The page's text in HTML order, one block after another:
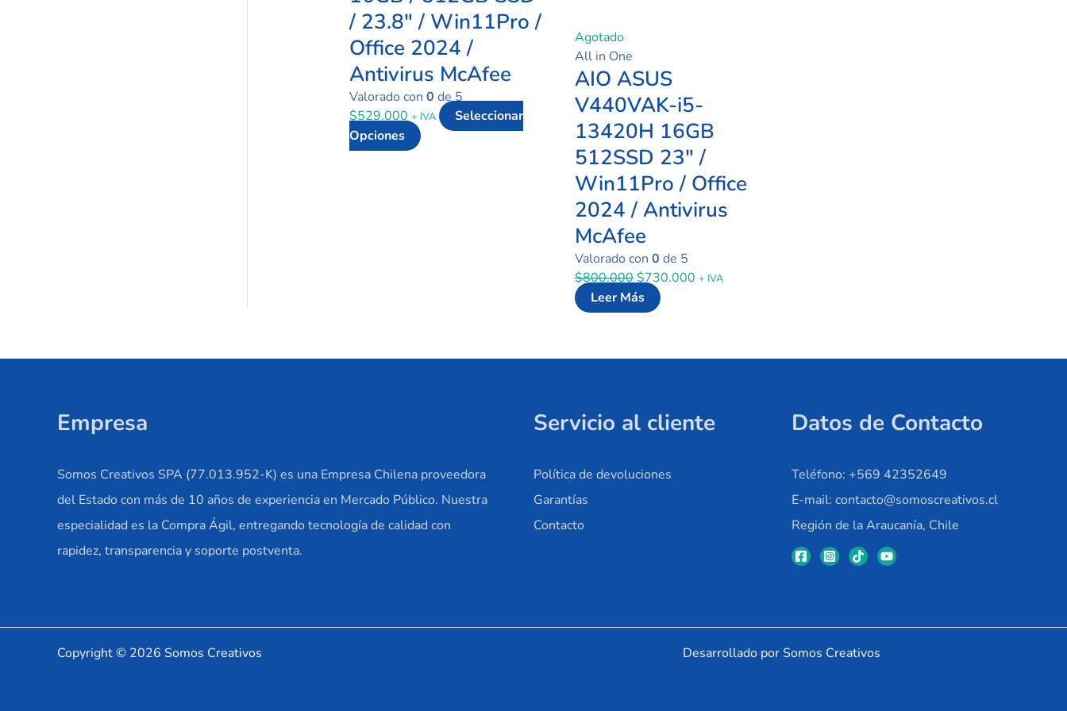
/ 23.8″ / Win11Pro /
Office 2024 /
Antivirus McAfee
Valorado con 0 de 5
$529.000 + IVA
Seleccionar
Opciones
Agotado
All in One
AIO ASUS
V440VAK-i5-
13420H 16GB
512SSD 23″ /
Win11Pro / Office
2024 / Antivirus
McAfee
Valorado con 0 de 5
$800.000$730.000 + IVA
Leer Más
Empresa
Somos Creativos SPA (77.013.952-K) es una Empresa Chilena proveedora
del Estado con más de 10 años de experiencia en Mercado Público. Nuestra
especialidad es la Compra Ágil, entregando tecnología de calidad con
rapidez, transparencia y soporte postventa.
Servicio al cliente
Política de devoluciones
Garantías
Contacto
Datos de Contacto
Teléfono: +569 42352649
E-mail: contacto@somoscreativos.cl
Región de la Araucanía, Chile
Copyright © 2026 Somos Creativos Desarrollado por Somos Creativos